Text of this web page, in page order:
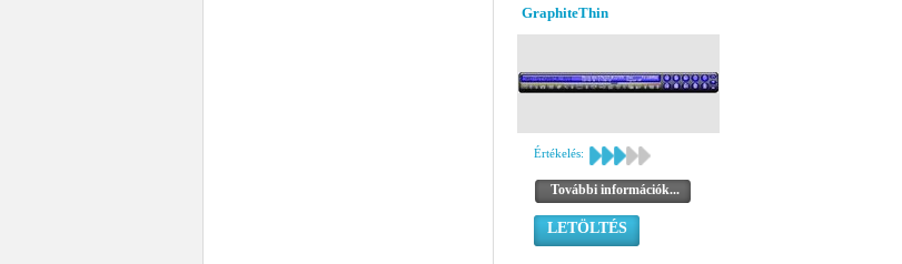
GraphiteThin
Értékelés:
További információk...
LETÖLTÉS